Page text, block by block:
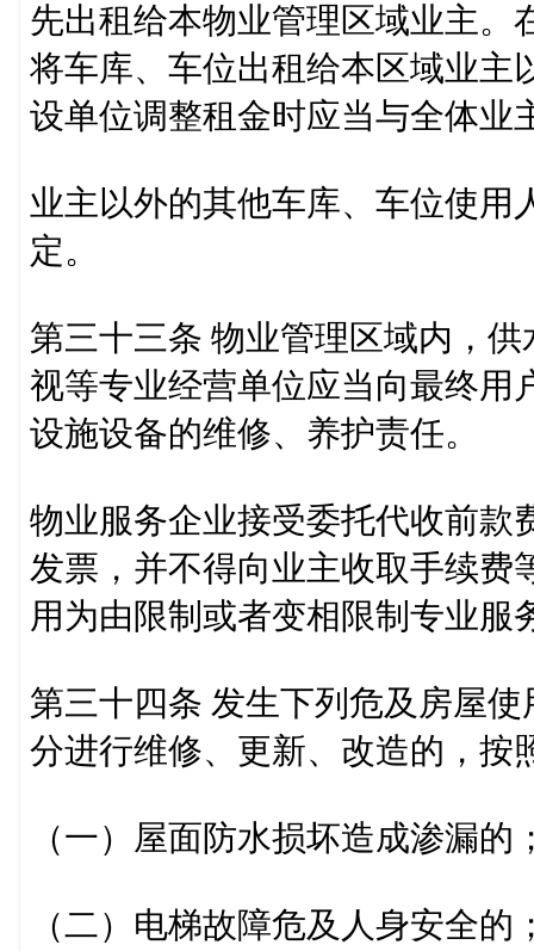
先出租给本物业管理区域业主。
将车库、车位出租给本区域业主
设单位调整租金时应当与全体业
业主以外的其他车库、车位使用
定。
第三十三条 物业管理区域内，
视等专业经营单位应当向最终用
设施设备的维修、养护责任。
物业服务企业接受委托代收前款
发票，并不得向业主收取手续费
用为由限制或者变相限制专业服
第三十四条 发生下列危及房屋
分进行维修、更新、改造的，按
（一）屋面防水损坏造成渗漏的
（二）电梯故障危及人身安全的